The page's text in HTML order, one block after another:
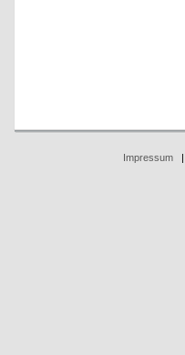
Impressum|